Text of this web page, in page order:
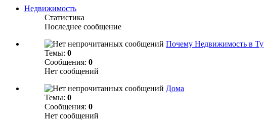
Недвижимость
Статистика
Последнее сообщение
Почему Недвижимость в
Темы: 0
Сообщения: 0
Нет сообщений
Дома
Темы: 0
Сообщения: 0
Нет сообщений